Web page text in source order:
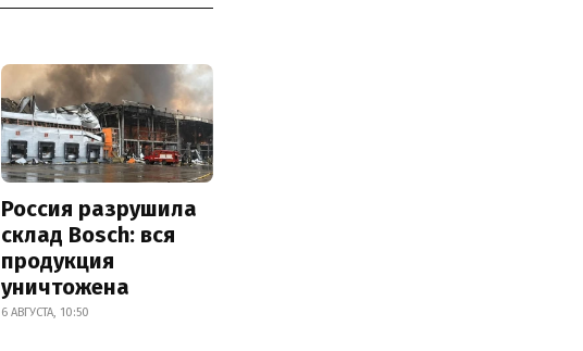
Россия разрушила
склад Bosch: вся
продукция
уничтожена
6 АВГУСТА, 10:50